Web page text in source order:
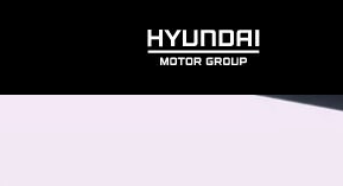
HYUNDAI
MOTOR